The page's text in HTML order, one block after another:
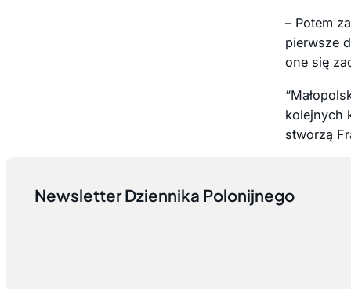
– Potem
pierwsze
one się
kolejnych
stworzą
Newsletter Dziennika Polonijnego